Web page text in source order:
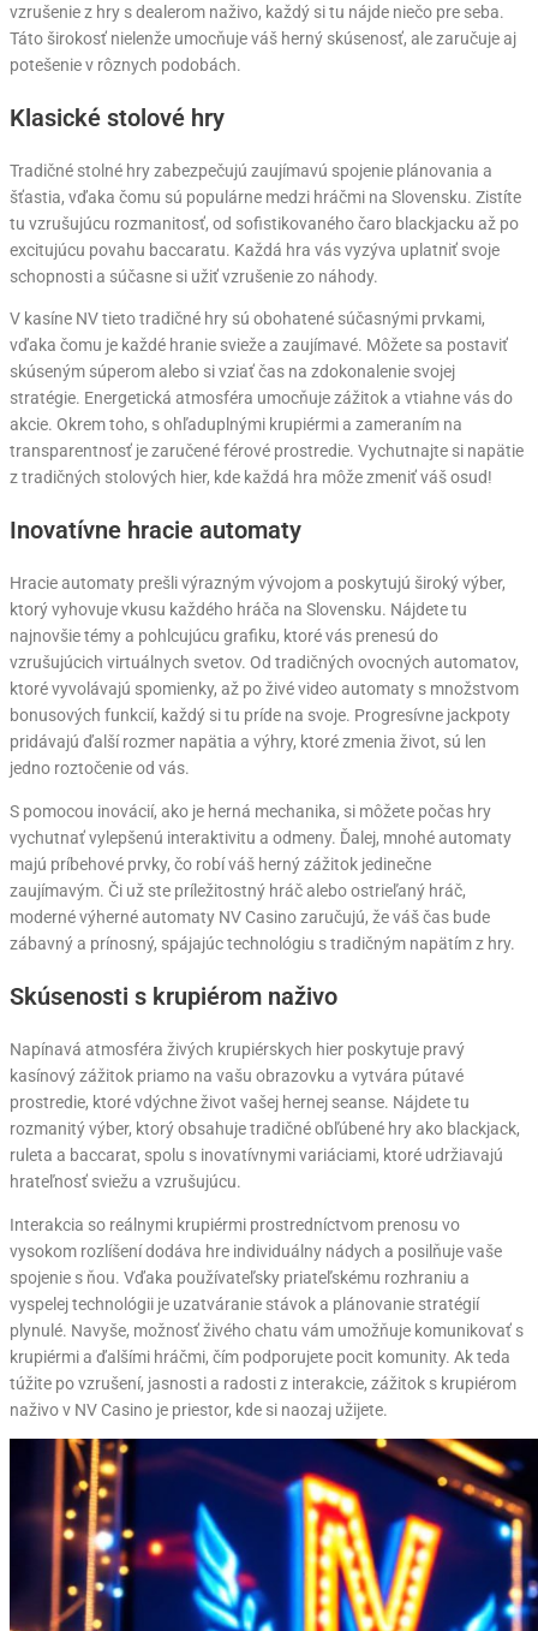
vzrušenie z hry s dealerom naživo, každý si tu nájde niečo pre seba.
Táto širokosť nielenže umocňuje váš herný skúsenosť, ale zaručuje aj
potešenie v rôznych podobách.
Klasické stolové hry
Tradičné stolné hry zabezpečujú zaujímavú spojenie plánovania a
šťastia, vďaka čomu sú populárne medzi hráčmi na Slovensku. Zistíte
tu vzrušujúcu rozmanitosť, od sofistikovaného čaro blackjacku až po
excitujúcu povahu baccaratu. Každá hra vás vyzýva uplatniť svoje
schopnosti a súčasne si užiť vzrušenie zo náhody.
V kasíne NV tieto tradičné hry sú obohatené súčasnými prvkami,
vďaka čomu je každé hranie svieže a zaujímavé. Môžete sa postaviť
skúseným súperom alebo si vziať čas na zdokonalenie svojej
stratégie. Energetická atmosféra umocňuje zážitok a vtiahne vás do
akcie. Okrem toho, s ohľaduplnými krupiérmi a zameraním na
transparentnosť je zaručené férové prostredie. Vychutnajte si napätie
z tradičných stolových hier, kde každá hra môže zmeniť váš osud!
Inovatívne hracie automaty
Hracie automaty prešli výrazným vývojom a poskytujú široký výber,
ktorý vyhovuje vkusu každého hráča na Slovensku. Nájdete tu
najnovšie témy a pohlcujúcu grafiku, ktoré vás prenesú do
vzrušujúcich virtuálnych svetov. Od tradičných ovocných automatov,
ktoré vyvolávajú spomienky, až po živé video automaty s množstvom
bonusových funkcií, každý si tu príde na svoje. Progresívne jackpoty
pridávajú ďalší rozmer napätia a výhry, ktoré zmenia život, sú len
jedno roztočenie od vás.
S pomocou inovácií, ako je herná mechanika, si môžete počas hry
vychutnať vylepšenú interaktivitu a odmeny. Ďalej, mnohé automaty
majú príbehové prvky, čo robí váš herný zážitok jedinečne
zaujímavým. Či už ste príležitostný hráč alebo ostrieľaný hráč,
moderné výherné automaty NV Casino zaručujú, že váš čas bude
zábavný a prínosný, spájajúc technológiu s tradičným napätím z hry.
Skúsenosti s krupiérom naživo
Napínavá atmosféra živých krupiérskych hier poskytuje pravý
kasínový zážitok priamo na vašu obrazovku a vytvára pútavé
prostredie, ktoré vdýchne život vašej hernej seanse. Nájdete tu
rozmanitý výber, ktorý obsahuje tradičné obľúbené hry ako blackjack,
ruleta a baccarat, spolu s inovatívnymi variáciami, ktoré udržiavajú
hrateľnosť sviežu a vzrušujúcu.
Interakcia so reálnymi krupiérmi prostredníctvom prenosu vo
vysokom rozlíšení dodáva hre individuálny nádych a posilňuje vaše
spojenie s ňou. Vďaka používateľsky priateľskému rozhraniu a
vyspelej technológii je uzatváranie stávok a plánovanie stratégií
plynulé. Navyše, možnosť živého chatu vám umožňuje komunikovať s
krupiérmi a ďalšími hráčmi, čím podporujete pocit komunity. Ak teda
túžite po vzrušení, jasnosti a radosti z interakcie, zážitok s krupiérom
naživo v NV Casino je priestor, kde si naozaj užijete.